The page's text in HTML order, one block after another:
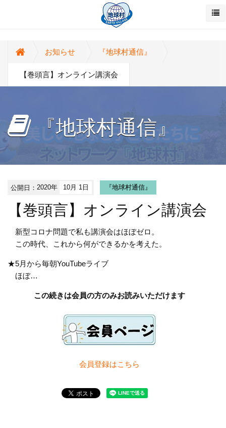
お知らせ 『地球村通信』
【巻頭言】オンライン講演会
『地球村通信』
公開日：2020年 10月 1日 『地球村通信』
【巻頭言】オンライン講演会
新型コロナ問題で私も講演会はほぼゼロ。
この時代、これから何ができるかを考えた。
★5月から毎朝YouTubeライブ
ほぼ…
この続きは会員の方のみお読みいただけます
会員登録はこちら